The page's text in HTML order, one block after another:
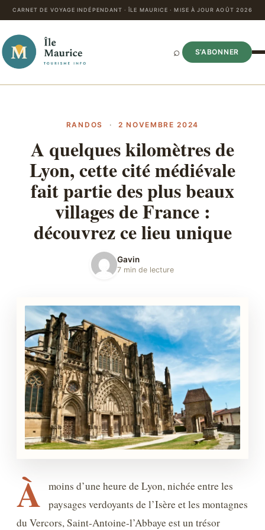
CARNET DE VOYAGE INDÉPENDANT · ÎLE MAURICE · MISE À JOUR AOÛT 2026
⌕ S’ABONNER
RANDOS · 2 NOVEMBRE 2024
A quelques kilomètres de
Lyon, cette cité médiévale
fait partie des plus beaux
villages de France :
découvrez ce lieu unique
Gavin
7 min de lecture
À
moins d’une heure de Lyon, nichée entre les
paysages verdoyants de l’Isère et les montagnes
du Vercors, Saint-Antoine-l’Abbaye est un trésor